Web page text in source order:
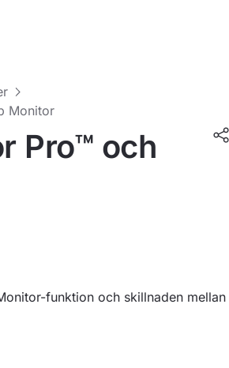
Monitor
Pro™ och
funktion och skillnaden mellan